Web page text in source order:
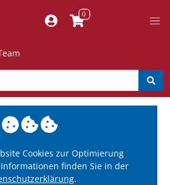
Cookies zur Optimierung
finden Sie in der
.